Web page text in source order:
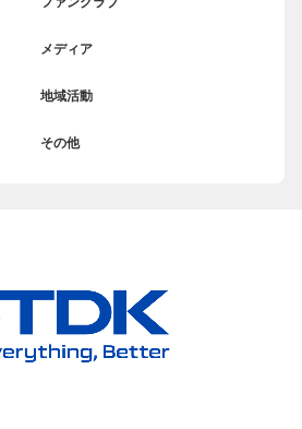
メディア
地域活動
その他